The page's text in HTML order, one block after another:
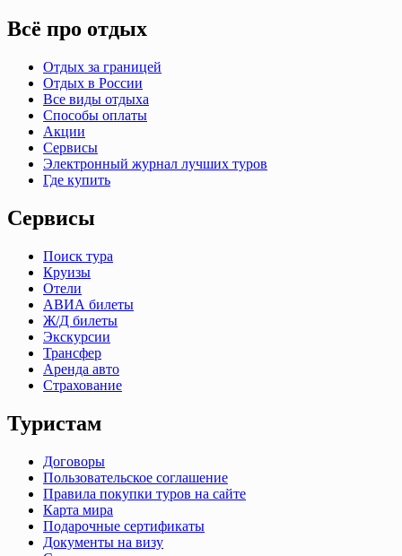
Всё про отдых
Отдых за границей
Отдых в России
Все виды отдыха
Способы оплаты
Акции
Сервисы
Электронный журнал лучших туров
Где купить
Сервисы
Поиск тура
Круизы
Отели
АВИА билеты
Ж/Д билеты
Экскурсии
Трансфер
Аренда авто
Страхование
Туристам
Договоры
Пользовательское соглашение
Правила покупки туров на сайте
Карта мира
Подарочные сертификаты
Документы на визу